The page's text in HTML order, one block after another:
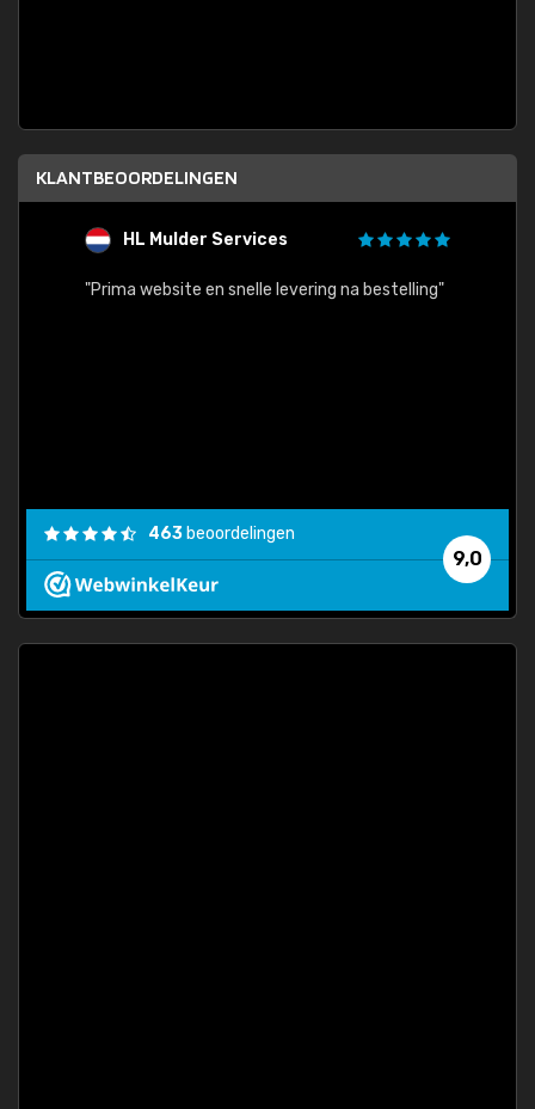
KLANTBEOORDELINGEN
HL Mulder Services
"Prima website en snelle levering na bestelling"
9,0
463 beoordelingen